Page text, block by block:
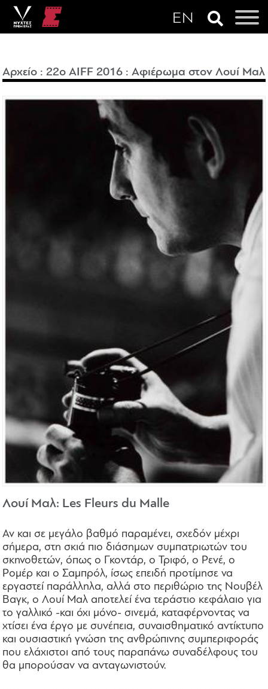
Αρχείο :22o AIFF 2016 :Αφιέρωμα στον Λουί Μαλ
Λουί Μαλ: Les Fleurs du Malle
Αν και σε μεγάλο βαθμό παραμένει, σχεδόν μέχρι
σήμερα, στη σκιά πιο διάσημων συμπατριωτών του
σκηνοθετών, όπως ο Γκοντάρ, ο Τριφό, ο Ρενέ, ο
Ρομέρ και ο Σαμπρόλ, ίσως επειδή προτίμησε να
εργαστεί παράλληλα, αλλά στο περιθώριο της Νουβέλ
Βαγκ, ο Λουί Μαλ αποτελεί ένα τεράστιο κεφάλαιο για
το γαλλικό -και όχι μόνο- σινεμά, καταφέρνοντας να
χτίσει ένα έργο με συνέπεια, συναισθηματικό αντίκτυπο
και ουσιαστική γνώση της ανθρώπινης συμπεριφοράς
που ελάχιστοι από τους παραπάνω συναδέλφους του
θα μπορούσαν να ανταγωνιστούν.